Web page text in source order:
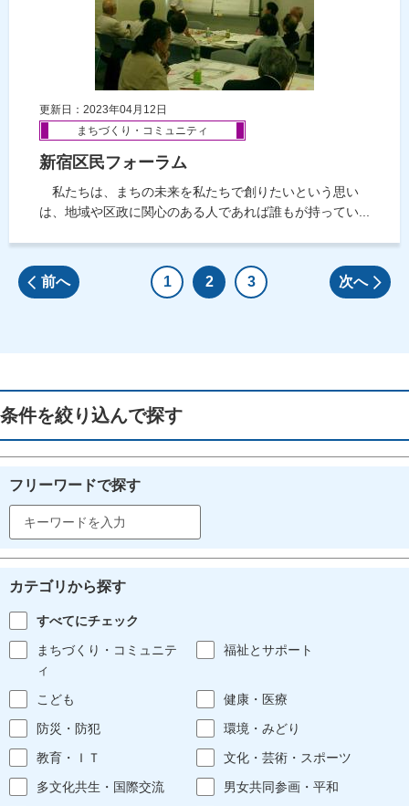
更新日：2023年04月12日
まちづくり・コミュニティ
新宿区民フォーラム
私たちは、まちの未来を私たちで創りたいという思い
は、地域や区政に関心のある人であれば誰もが持ってい...
前へ 1 2 3 次へ
条件を絞り込んで探す
フリーワードで探す
カテゴリから探す
すべてにチェック
まちづくり・コミュニテ
ィ
福祉とサポート
こども
健康・医療
防災・防犯
環境・みどり
教育・ＩＴ
文化・芸術・スポーツ
多文化共生・国際交流
男女共同参画・平和